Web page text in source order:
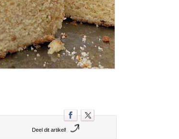
Deel dit artikel!